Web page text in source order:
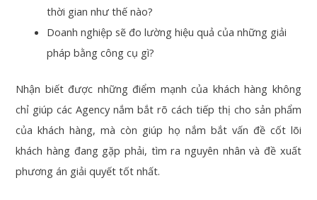
thời gian như thế nào?
Doanh nghiệp sẽ đo lường hiệu quả của những giải
pháp bằng công cụ gì?
Nhận biết được những điểm mạnh của khách hàng không
chỉ giúp các Agency nắm bắt rõ cách tiếp thị cho sản phẩm
của khách hàng, mà còn giúp họ nắm bắt vấn đề cốt lõi
khách hàng đang gặp phải, tìm ra nguyên nhân và đề xuất
phương án giải quyết tốt nhất.